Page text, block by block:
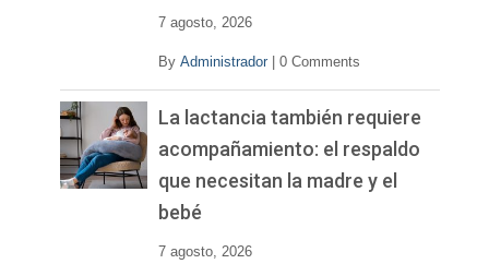
7 agosto, 2026
By Administrador 0 Comments
La lactancia también requiere
acompañamiento: el respaldo
que necesitan la madre y el
bebé
7 agosto, 2026